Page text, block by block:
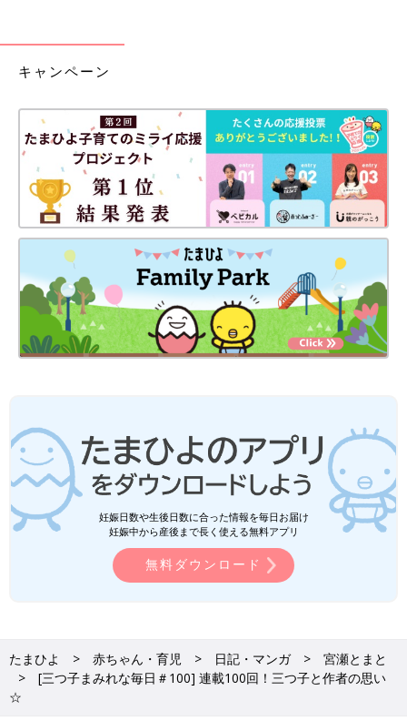
キャンペーン
妊娠日数や生後日数に合った情報を毎日お届け
妊娠中から産後まで長く使える無料アプリ
無料ダウンロード
たまひよ 赤ちゃん・育児 日記・マンガ
宮瀬とまと
[三つ子まみれな毎日＃100] 連載100回！三つ子と作者の思い
☆